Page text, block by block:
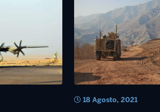
18 Agosto, 2021